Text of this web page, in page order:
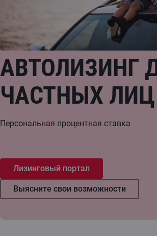
АВТОЛИЗИНГ
ЧАСТНЫХ ЛИЦ
Персональная процентная ставка
Лизинговый портал
Выясните свои возможности